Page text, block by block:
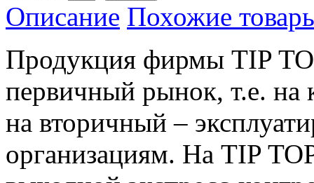
Описание Похожие
Продукция фирмы TIP
первичный рынок, т.е. на
на вторичный –
организациям. На TIP